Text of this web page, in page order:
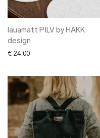
lauamatt PILV by HAKK
design
€ 24.00